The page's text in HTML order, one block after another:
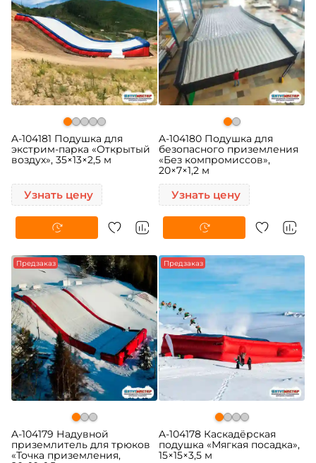
A-104181 Подушка для
экстрим-парка «Открытый
воздух», 35×13×2,5 м
Узнать цену
A-104180 Подушка для
безопасного приземления
«Без компромиссов»,
20×7×1,2 м
Узнать цену
Предзаказ
A-104179 Надувной
приземлитель для трюков
«Точка приземления,
Предзаказ
A-104178 Каскадёрская
подушка «Мягкая посадка»,
15×15×3,5 м